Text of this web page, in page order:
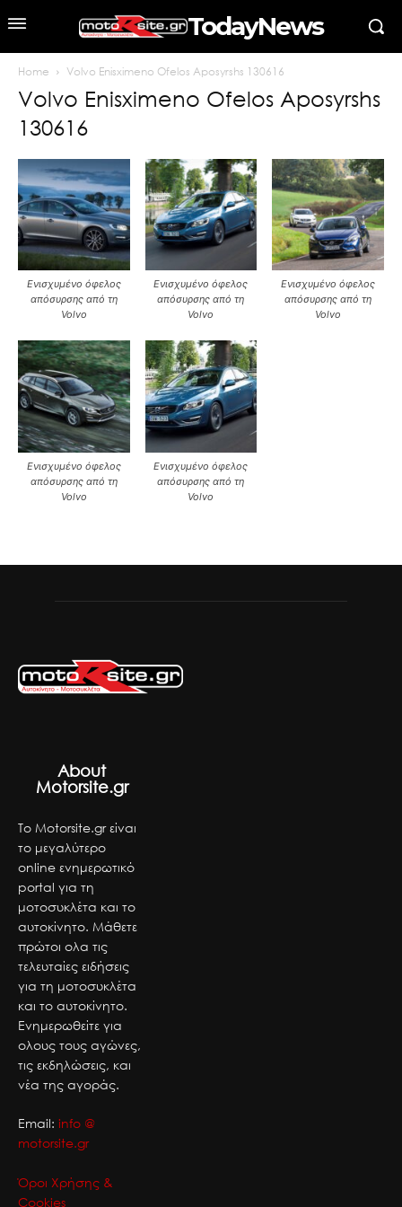
TodayNews
Home Volvo Enisximeno Ofelos Aposyrshs 130616
Volvo Enisximeno Ofelos Aposyrshs
130616
Ενισχυμένο όφελος
απόσυρσης από τη
Volvo
Ενισχυμένο όφελος
απόσυρσης από τη
Volvo
Ενισχυμένο όφελος
απόσυρσης από τη
Volvo
Ενισχυμένο όφελος
απόσυρσης από τη
Volvo
Ενισχυμένο όφελος
απόσυρσης από τη
Volvo
About
Motorsite.gr
Το Motorsite.gr είναι
το μεγαλύτερο
online ενημερωτικό
portal για τη
μοτοσυκλέτα και το
αυτοκίνητο. Μάθετε
πρώτοι ολα τις
τελευταίες ειδήσεις
για τη μοτοσυκλέτα
και το αυτοκίνητο.
Ενημερωθείτε για
ολους τους αγώνες,
τις εκδηλώσεις, και
νέα της αγοράς.
Email: info @
motorsite.gr
Όροι Χρήσης &
Cookies